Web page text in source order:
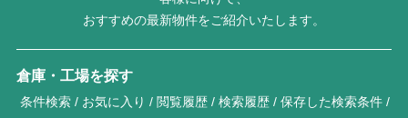
おすすめの最新物件をご紹介いたします。
倉庫・工場を探す
条件検索 お気に入り 閲覧履歴 検索履歴
保存した検索条件